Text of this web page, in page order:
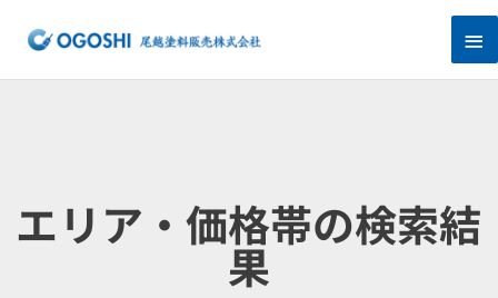
ス
メ
イ
ニ
ュ
エリア・価格帯の検索結
果